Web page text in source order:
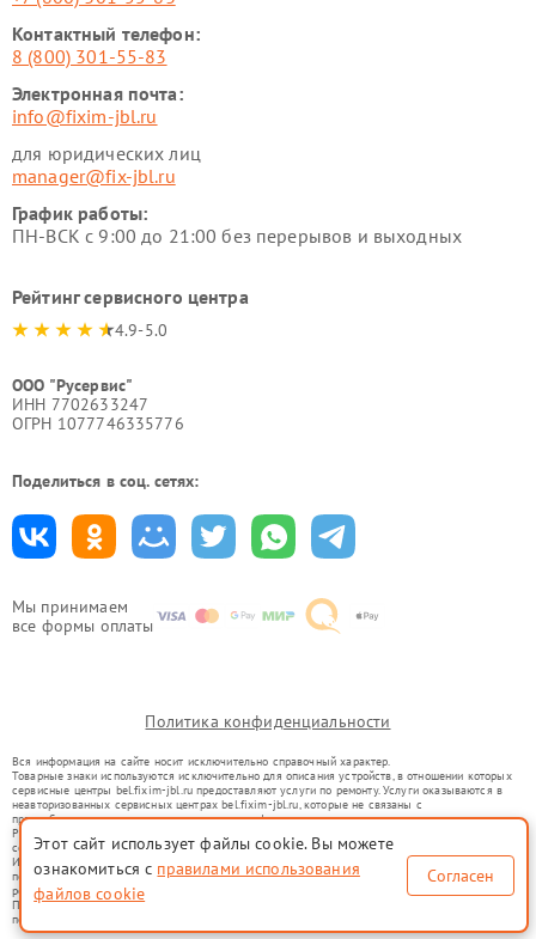
Мы принимаем
все формы оплаты
Контактный телефон:
8 (800) 301-55-83
Электронная почта:
info@fixim-jbl.ru
для юридических лиц
manager@fix-jbl.ru
График работы:
ПН-ВСК с 9:00 до 21:00 без перерывов и выходных
Рейтинг сервисного центра
4.9-5.0
ООО "Русервис"
ИНН 7702633247
ОГРН 1077746335776
Поделиться в соц. сетях:
Политика конфиденциальности
Вся информация на сайте носит исключительно справочный характер.
Товарные знаки используются исключительно для описания устройств, в отношении которых
сервисные центры bel.fixim-jbl.ru предоставляют услуги по ремонту. Услуги оказываются в
неавторизованных сервисных центрах bel.fixim-jbl.ru, которые не связаны с
правообладателями товарных знаков или их официальными представителями.
Ремонт осуществляется для устройств, уже введенных в гражданский оборот в соответствии
со статьей 1487 ГК РФ.
Использование товарных знаков не преследует цели индивидуализации услуг или введения
потребителей в заблуждение, а служит для информирования о предоставляемых услугах по
ремонту техники указанных брендов.
Представленная на сайте информация не является публичной офертой, определяемой
положениями Статьи 437(2) Гражданского кодекса РФ
Этот сайт использует файлы cookie. Вы можете
ознакомиться с правилами использования
файлов cookie
Согласен